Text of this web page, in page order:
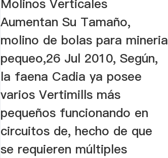
Molinos Verticales
Aumentan Su Tamaño,
molino de bolas para mineria
pequeo,26 Jul 2010, Según,
la faena Cadia ya posee
varios Vertimills más
pequeños funcionando en
circuitos de, hecho de que
se requieren múltiples